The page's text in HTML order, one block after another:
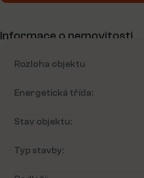
Informace o nemovitosti
Rozloha objektu
Energetická třída:
Stav objektu:
Typ stavby: